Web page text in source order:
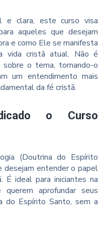
e clara, este curso visa
aqueles que desejam
e como Ele se manifesta
vida cristã atual. Não é
sobre o tema, tornando-o
um entendimento mais
da fé cristã.
o Curso
(Doutrina do Espírito
desejam entender o papel
É ideal para iniciantes na
aprofundar seus
do Espírito Santo, sem a